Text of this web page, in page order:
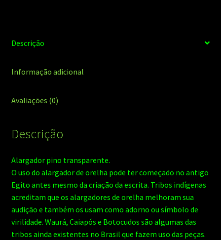
Descrição
Informação adicional
Avaliações (0)
Descrição
Alargador pino transparente.
O uso do alargador de orelha pode ter começado no antigo
Egito antes mesmo da criação da escrita. Tribos indígenas
acreditam que os alargadores de orelha melhoram sua
audição e também os usam como adorno ou símbolo de
virilidade. Waurá, Caiapós e Botocudos são algumas das
tribos ainda existentes no Brasil que fazem uso das peças.